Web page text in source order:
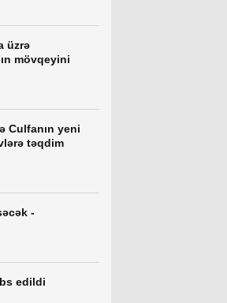
üzrə
mövqeyini
Culfanın yeni
təqdim
-
edildi